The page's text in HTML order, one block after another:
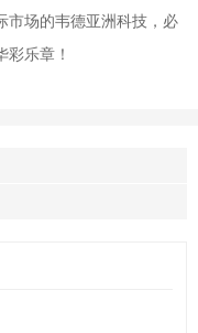
的韦德亚洲科技，必
乐章！